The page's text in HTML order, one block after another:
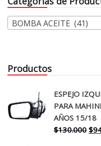
BOMBA ACEITE (41)
Productos
ESPEJO
PARA
AÑOS 15/18
$130.000 El
$